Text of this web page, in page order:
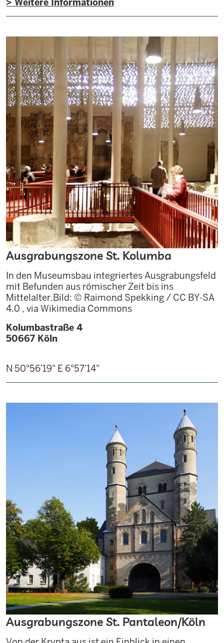
Ausgrabungszone St. Kolumba
In den Museumsbau integriertes Ausgrabungsfeld
mit Befunden aus römischer Zeit bis ins
Mittelalter.Bild: © Raimond Spekking / CC BY-SA
4.0 , via Wikimedia Commons
Kolumbastraße 4
50667 Köln
N 50°56'19" E 6°57'14"
Ausgrabungszone St. Pantaleon/Köln